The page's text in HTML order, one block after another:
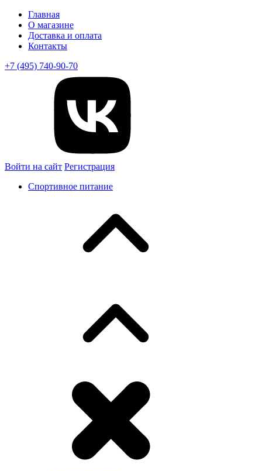
Главная
О магазине
Доставка и оплата
Контакты
+7 (495) 740-90-70
Войти на сайт Регистрация
Спортивное питание